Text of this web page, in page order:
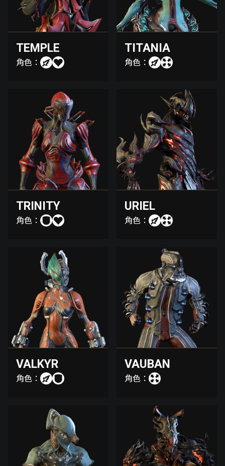
TEMPLE
角色：
TITANIA
角色：
TRINITY
角色：
URIEL
角色：
VALKYR
角色：
VAUBAN
角色：